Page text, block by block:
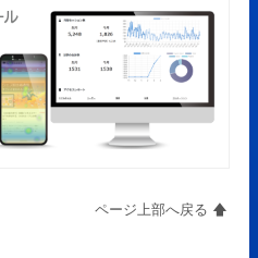
ページ上部へ戻る 🡅